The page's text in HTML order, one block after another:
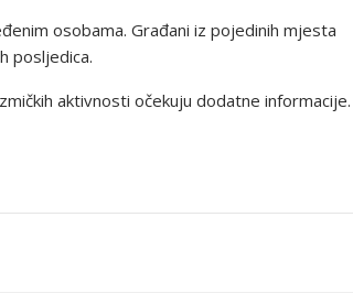
osobama. Građani iz pojedinih mjesta
posljedica.
aktivnosti očekuju dodatne informacije.